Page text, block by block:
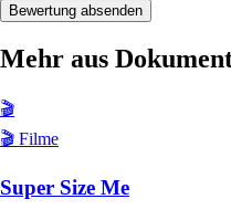
Bewertung absenden
Mehr aus
🎬
🎬 Filme
Super Size Me